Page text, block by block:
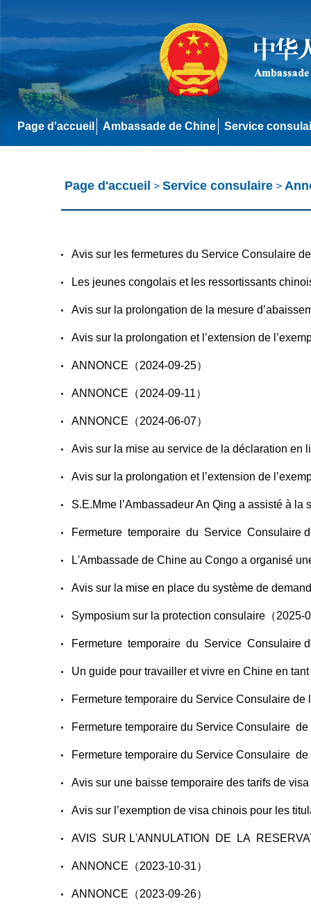
Page d'accueil Ambassade de Chine Service
Page d'accueil > Service consulaire >
Avis sur les fermetures du Service Consulaire
Les jeunes congolais et les ressortissants
Avis sur la prolongation de la mesure
Avis sur la prolongation et l’extension de
ANNONCE（2024-09-25）
ANNONCE（2024-09-11）
ANNONCE（2024-06-07）
Avis sur la mise au service de la déclaration en
Avis sur la prolongation et l’extension de
S.E.Mme l’Ambassadeur An Qing a assisté à
Fermeture temporaire du Service Consulaire
L'Ambassade de Chine au Congo a organisé
Avis sur la mise en place du système de
Symposium sur la protection consulaire（2025-
Fermeture temporaire du Service Consulaire
Un guide pour travailler et vivre en Chine en
Fermeture temporaire du Service Consulaire
Fermeture temporaire du Service Consulaire
Fermeture temporaire du Service Consulaire
Avis sur une baisse temporaire des tarifs de
Avis sur l’exemption de visa chinois pour les
AVIS SUR L'ANNULATION DE LA
ANNONCE（2023-10-31）
ANNONCE（2023-09-26）